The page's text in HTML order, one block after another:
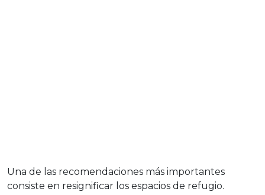
Una de las recomendaciones más importantes
consiste en resignificar los espacios de refugio.